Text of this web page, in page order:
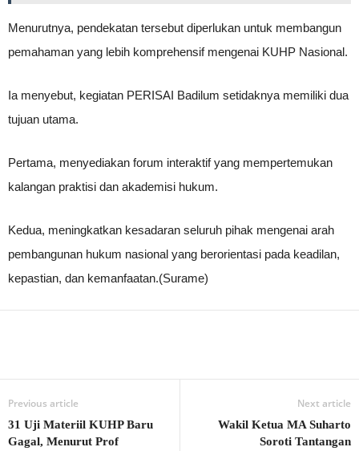
Menurutnya, pendekatan tersebut diperlukan untuk membangun
pemahaman yang lebih komprehensif mengenai KUHP Nasional.
Ia menyebut, kegiatan PERISAI Badilum setidaknya memiliki dua
tujuan utama.
Pertama, menyediakan forum interaktif yang mempertemukan
kalangan praktisi dan akademisi hukum.
Kedua, meningkatkan kesadaran seluruh pihak mengenai arah
pembangunan hukum nasional yang berorientasi pada keadilan,
kepastian, dan kemanfaatan.(Surame)
Previous article
31 Uji Materiil KUHP Baru
Gagal, Menurut Prof
Next article
Wakil Ketua MA Suharto
Soroti Tantangan